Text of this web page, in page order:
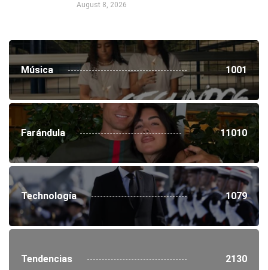
August 8, 2026
Música 1001
Farándula 11010
Technología 1079
Tendencias 2130